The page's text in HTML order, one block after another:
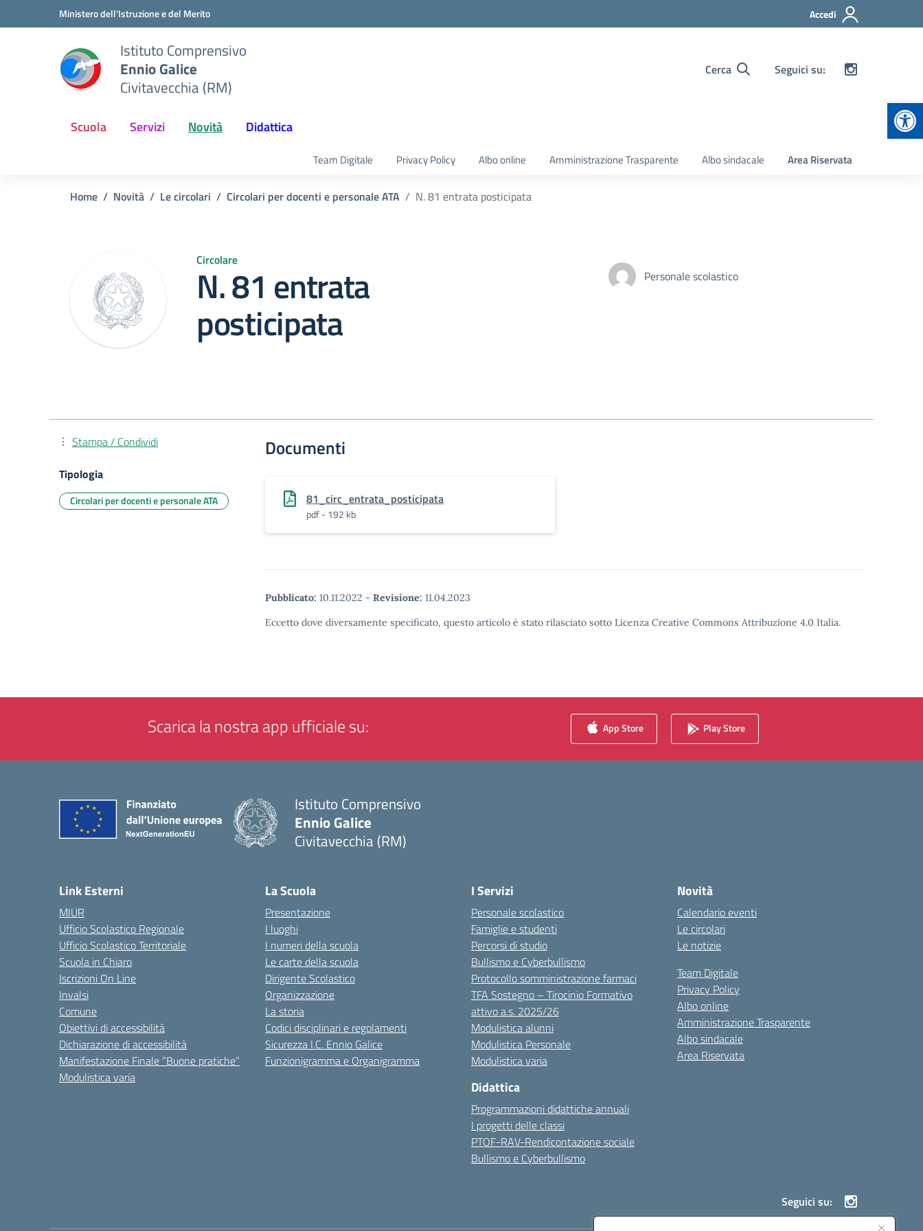
Vai ai contenuti
Vai al menu di navigazioneMinistero dell'Istruzione e del Merito Accedi
Istituto Comprensivo
Ennio Galice
Civitavecchia (RM)
Cerca Seguici su:
Scuola Servizi Novità Didattica
Team Digitale Privacy Policy Albo online Amministrazione Trasparente Albo sindacale Area Riservata
Home Novità Le circolari Circolari per docenti e personale ATA N. 81 entrata posticipata
Circolare
N. 81 entrata
posticipata
Personale scolastico
Documenti
81_circ_entrata_posticipata
pdf - 192 kb
Pubblicato: 10.11.2022 - Revisione: 11.04.2023
Eccetto dove diversamente specificato, questo articolo è stato rilasciato sotto Licenza Creative Commons Attribuzione 4.0 Italia.
Stampa / Condividi
Tipologia
Circolari per docenti e personale ATA
Scarica la nostra app ufficiale su: App Store Play Store
Istituto Comprensivo
Ennio Galice
Civitavecchia (RM)
Link Esterni
MIUR
Ufficio Scolastico Regionale
Ufficio Scolastico Territoriale
Scuola in Chiaro
Iscrizioni On Line
Invalsi
Comune
Obiettivi di accessibilità
Dichiarazione di accessibilità
Manifestazione Finale “Buone pratiche”
Modulistica varia
La Scuola
Presentazione
I luoghi
I numeri della scuola
Le carte della scuola
Dirigente Scolastico
Organizzazione
La storia
Codici disciplinari e regolamenti
Sicurezza I.C. Ennio Galice
Funzionigramma e Organigramma
I Servizi
Personale scolastico
Famiglie e studenti
Percorsi di studio
Bullismo e Cyberbullismo
Protocollo somministrazione farmaci
TFA Sostegno – Tirocinio Formativo
attivo a.s. 2025/26
Modulistica alunni
Modulistica Personale
Modulistica varia
Didattica
Programmazioni didattiche annuali
I progetti delle classi
PTOF-RAV-Rendicontazione sociale
Bullismo e Cyberbullismo
Novità
Calendario eventi
Le circolari
Le notizie
Team Digitale
Privacy Policy
Albo online
Amministrazione Trasparente
Albo sindacale
Area Riservata
Seguici su: